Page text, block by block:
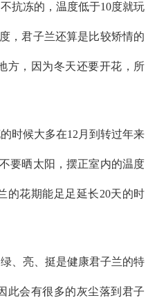
抗冻的，温度低于10度就玩
，君子兰还算是比较矫情的
方，因为冬天还要开花，所
时候大多在12月到转过年来
要晒太阳，摆正室内的温度
的花期能足足延长20天的时
、亮、挺是健康君子兰的特
此会有很多的灰尘落到君子